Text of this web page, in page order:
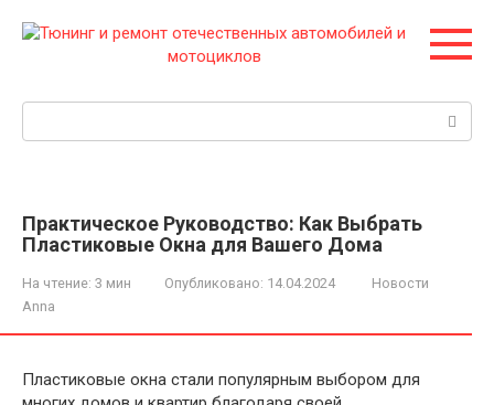
Практическое Руководство: Как Выбрать
Пластиковые Окна для Вашего Дома
На чтение: 3 мин Опубликовано: 14.04.2024
Новости
Anna
Пластиковые окна стали популярным выбором для